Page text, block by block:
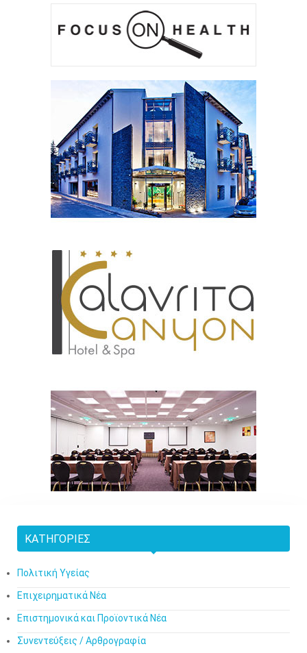
ΚΑΤΗΓΟΡΊΕΣ
Πολιτική Υγείας
Επιχειρηματικά Νέα
Επιστημονικά και Προϊοντικά Νέα
Συνεντεύξεις / Αρθρογραφία